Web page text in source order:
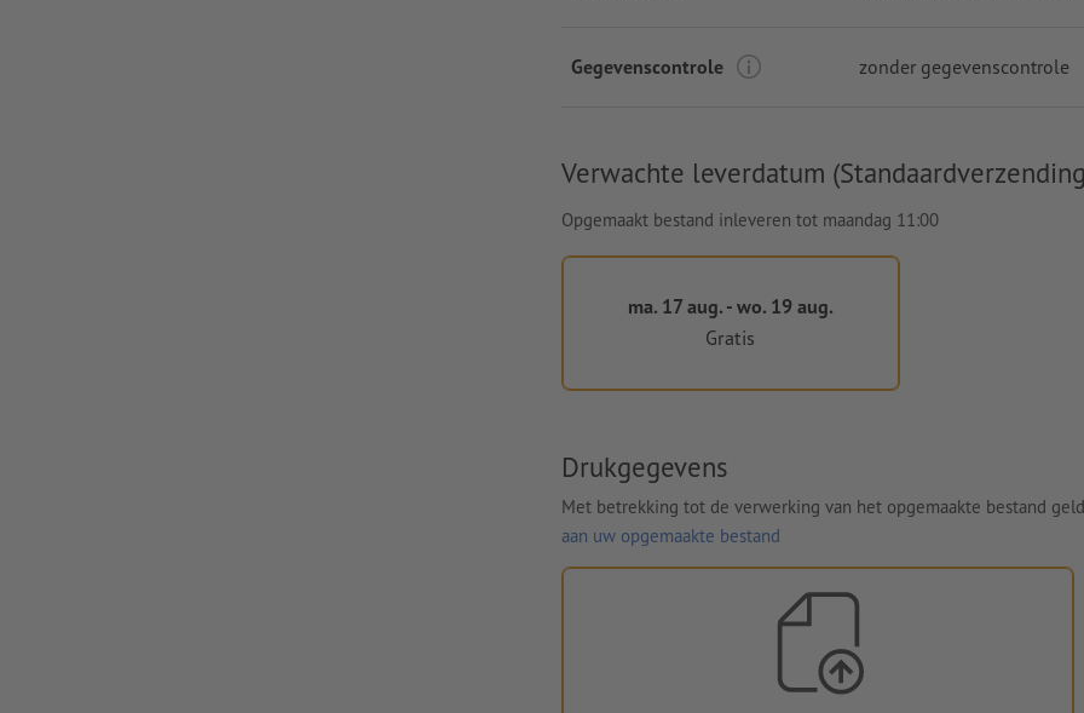
Gegevenscontrole zonder gegevenscontrole
Verwachte leverdatum
Opgemaakt bestand inleveren tot maandag 11:00
ma. 17 aug. - wo. 19 aug.
Gratis
Drukgegevens
Met betrekking tot de verwerking van het opgemaakte bestand
aan uw opgemaakte bestand